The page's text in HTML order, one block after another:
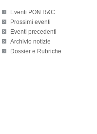
Eventi PON R&C
Prossimi eventi
Eventi precedenti
Archivio notizie
Dossier e Rubriche